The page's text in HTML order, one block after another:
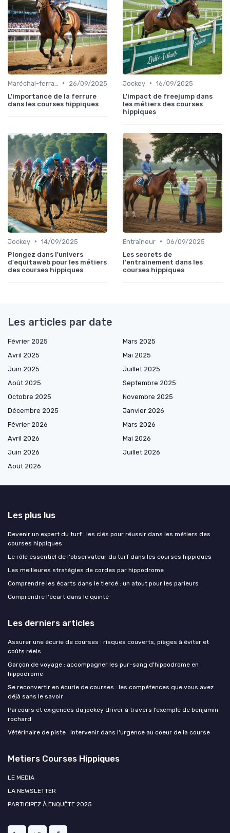
•
26/09/2025
L'importance de la ferrure
dans les courses hippiques
Jockey • 16/09/2025
L'impact de freejump dans
les métiers des courses
hippiques
Jockey • 14/09/2025
Plongez dans l'univers
d'equitaweb pour les métiers
des courses hippiques
Entraîneur • 06/09/2025
Les secrets de
l'entraînement dans les
courses hippiques
Les articles par date
Février 2025
Mars 2025
Avril 2025
Mai 2025
Juin 2025
Juillet 2025
Août 2025
Septembre 2025
Octobre 2025
Novembre 2025
Décembre 2025
Janvier 2026
Février 2026
Mars 2026
Avril 2026
Mai 2026
Juin 2026
Juillet 2026
Août 2026
Les plus lus
Devenir un expert du turf : les clés pour réussir dans les métiers des
courses hippiques
Le rôle essentiel de l'observateur du turf dans les courses hippiques
Les meilleures stratégies de cordes par hippodrome
Comprendre les écarts dans le tiercé : un atout pour les parieurs
Comprendre l'écart dans le quinté
Les derniers articles
Assurer une écurie de courses : risques couverts, pièges à éviter et
coûts réels
Garçon de voyage : accompagner les pur-sang d'hippodrome en
hippodrome
Se reconvertir en écurie de courses : les compétences que vous avez
déjà sans le savoir
Parcours et exigences du jockey driver à travers l’exemple de benjamin
rochard
Vétérinaire de piste : intervenir dans l'urgence au coeur de la course
Metiers Courses Hippiques
LE MEDIA
LA NEWSLETTER
PARTICIPEZ À ENQUÊTE 2025